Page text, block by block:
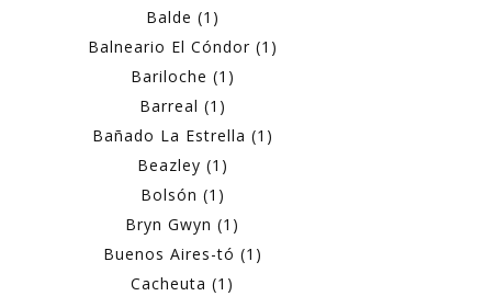
Balde (1)
Balneario El Cóndor (1)
Bariloche (1)
Barreal (1)
Bañado La Estrella (1)
Beazley (1)
Bolsón (1)
Bryn Gwyn (1)
Buenos Aires-tó (1)
Cacheuta (1)